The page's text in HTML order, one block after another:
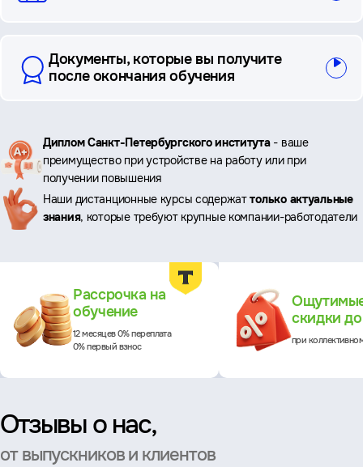
Документы, которые вы получите
после окончания обучения
Ключевые
преимущества
Диплом Санкт-Петербургского института- ваше
преимущество при устройстве на работу или при
получении повышения
Наши дистанционные курсы содержаттолько актуальные
знания, которые требуют крупные компании-работодатели
Рассрочка на
обучение
12 месяцев 0% переплата
0% первый взнос
скидки
при
Отзывы о нас,
от выпускников и клиентов